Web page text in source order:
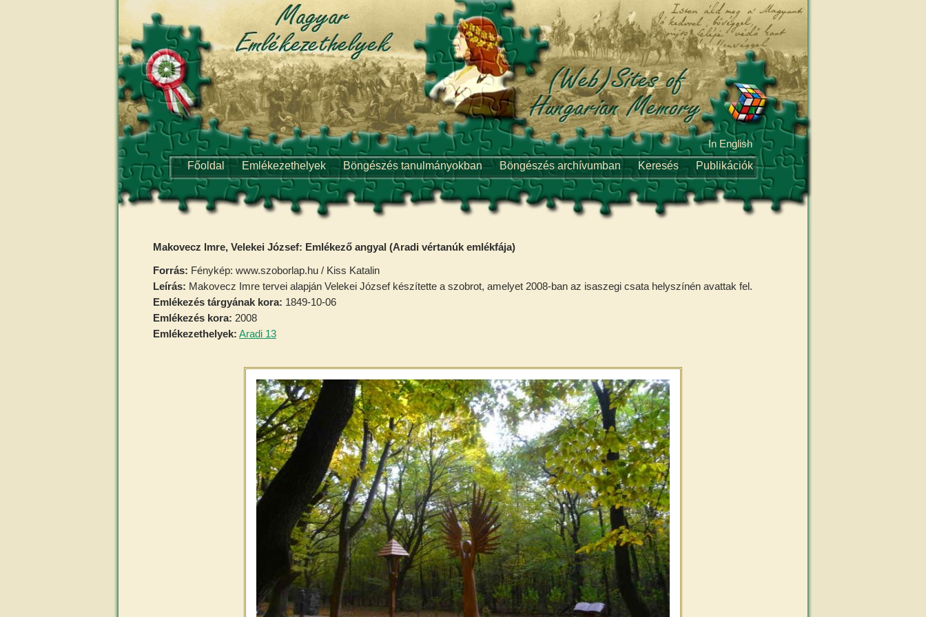
In English
Főoldal
Emlékezethelyek Böngészés tanulmányokban Böngészés archívumban Keresés Publikációk
Makovecz Imre, Velekei József: Emlékező angyal (Aradi vértanúk emlékfája)
Forrás: Fénykép: www.szoborlap.hu / Kiss Katalin
Leírás: Makovecz Imre tervei alapján Velekei József készítette a szobrot, amelyet 2008-ban az isaszegi csata helyszínén avattak fel.
Emlékezés tárgyának kora: 1849-10-06
Emlékezés kora: 2008
Emlékezethelyek: Aradi 13